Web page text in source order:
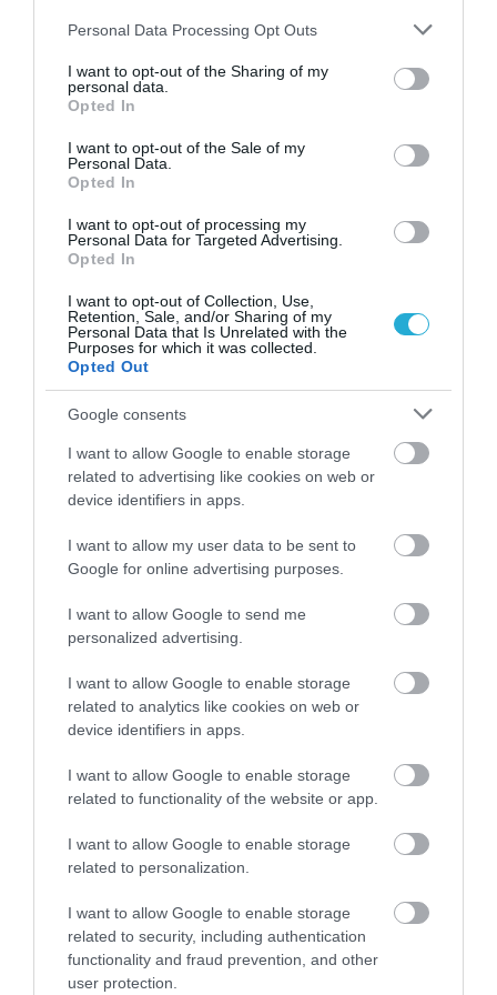
Please note that this website/app uses one or more Google
not limited to your visit or usage behaviour. You may click to
grant or deny consent to Google and its third-party tags to
use your data for below specified purposes in below Google
consent section.
Personal Data Processing Opt Outs
I want to opt-out of the Sharing of my
personal data.
Opted In
I want to opt-out of the Sale of my
Personal Data.
Opted In
I want to opt-out of processing my
Personal Data for Targeted Advertising.
Opted In
I want to opt-out of Collection, Use,
Retention, Sale, and/or Sharing of my
Personal Data that Is Unrelated with the
Purposes for which it was collected.
Opted Out
Google consents
I want to allow Google to enable storage
related to advertising like cookies on web or
device identifiers in apps.
I want to allow my user data to be sent to
Google for online advertising purposes.
I want to allow Google to send me
personalized advertising.
I want to allow Google to enable storage
related to analytics like cookies on web or
device identifiers in apps.
I want to allow Google to enable storage
related to functionality of the website or app.
I want to allow Google to enable storage
related to personalization.
I want to allow Google to enable storage
related to security, including authentication
functionality and fraud prevention, and other
user protection.
ΠΡΟΒΟΛΗ ΠΡΟΦΙΛ →
Ελλάδα και τον Κόσμο
ALLIANZ TRADE ΜΕΣΗ ΑΝΑΤΟΛΗ
GOOGLE NEWS
Σχετικά άρθρα:
➤ Allianz Trade: Υψηλές οι πτωχεύσεις και το 2026 – Στο
«κόκκινο» ο κίνδυνος αθετήσεων για την Ελλάδα
➤ «Τα λεφτά δεν φέρνουν παιδιά»: Το σήμα κινδύνου
της Allianz Trade για το δημογραφικό αδιέξοδο της
ΡΟΗ ΕΙΔΗΣΕΩΝ
Η Wall Street αγοράζει Bitcoin ενώ η
Ουάσιγκτον πατά «φρένο» – Τι ξέρουν οι
μεγάλοι παίκτες;